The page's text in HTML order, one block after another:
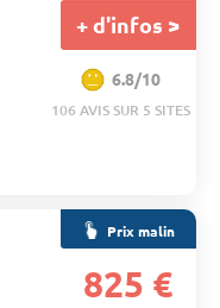
+ d'infos >
6.8/10
106 AVIS SUR 5 SITES
Prix malin
825 €